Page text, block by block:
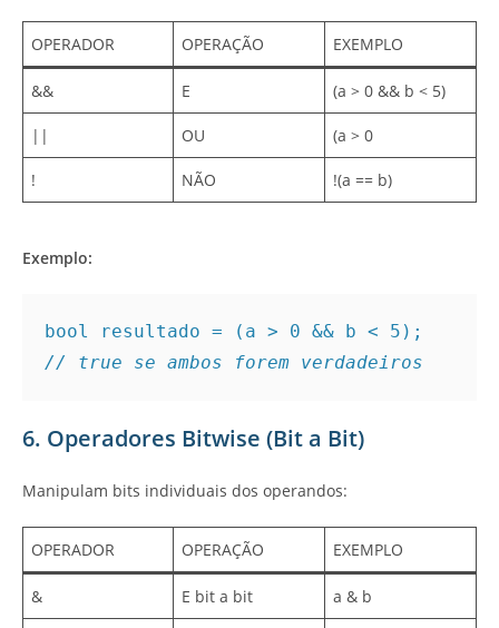
OPERADOR OPERAÇÃO EXEMPLO
&& E (a > 0 && b < 5)
|| OU (a > 0
! NÃO !(a == b)
Exemplo:
// true se ambos forem verdadeiros
6. Operadores Bitwise (Bit a Bit)
Manipulam bits individuais dos operandos:
OPERADOR OPERAÇÃO EXEMPLO
& E bit a bit a & b